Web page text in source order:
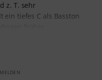
z. T. sehr
tiefes C als Basston